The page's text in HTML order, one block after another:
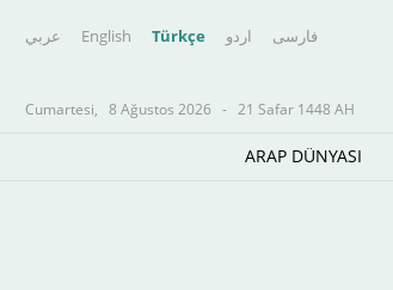
عربي English Türkçe اردو فارسى
Cumartesi, 8 Ağustos 2026 - 21 Safar 1448 AH
ARAP DÜNYASI